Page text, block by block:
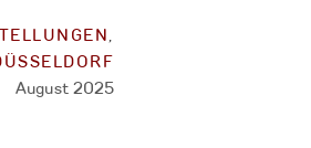
,
August 2025